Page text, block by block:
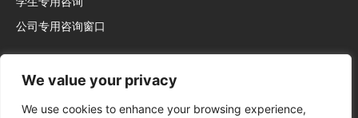
We value your privacy
We use cookies to enhance your browsing experience,
公司专用咨询窗口